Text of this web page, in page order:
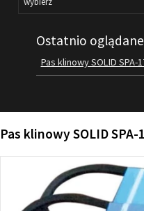
KONTAKT
Ostatnio oglądane
Pas klinowy SOLID SPA-
Pas klinowy SOLID SPA-